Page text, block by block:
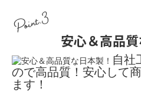
Point.3
安心＆高品質
自社
ので高品質！安心して
ます！